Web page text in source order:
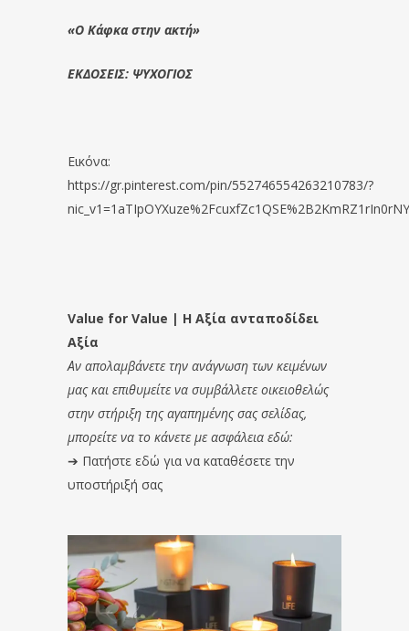
«Ο Κάφκα στην ακτή»
ΕΚΔΟΣΕΙΣ: ΨΥΧΟΓΙΟΣ
Εικόνα:
https://gr.pinterest.com/pin/552746554263210783/?
Value for Value | Η Αξία ανταποδίδει
Αξία
Αν απολαμβάνετε την ανάγνωση των κειμένων
μας και επιθυμείτε να συμβάλλετε οικειοθελώς
στην στήριξη της αγαπημένης σας σελίδας,
μπορείτε να το κάνετε με ασφάλεια εδώ:
➔ Πατήστε εδώ για να καταθέσετε την
υποστήριξή σας